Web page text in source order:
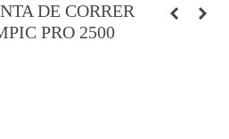
DE CORRER
PRO 2500